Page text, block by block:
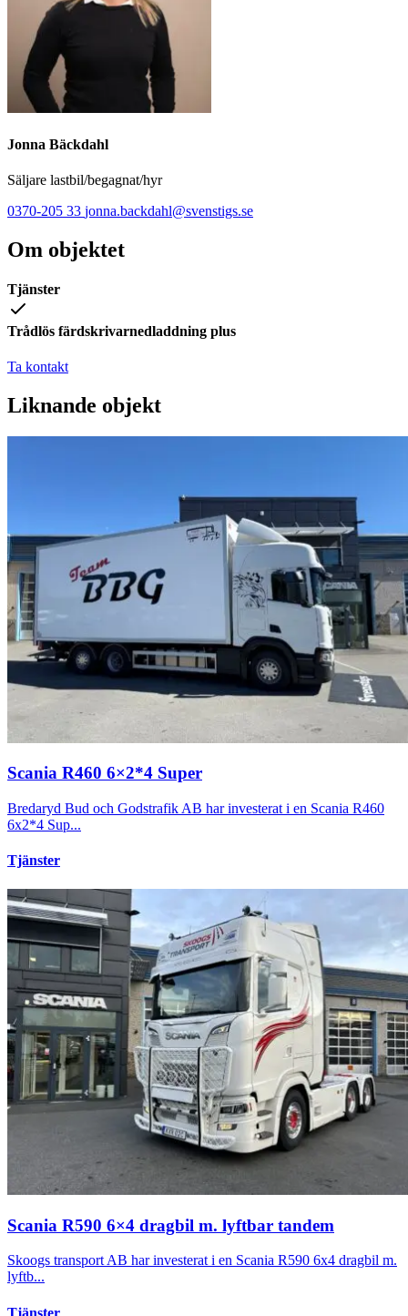
Jonna Bäckdahl
Säljare lastbil/begagnat/hyr
0370-205 33 jonna.backdahl@svenstigs.se
Om objektet
Tjänster
Trådlös färdskrivarnedladdning plus
Ta kontakt
Liknande objekt
Scania R460 6×2*4 Super
Bredaryd Bud och Godstrafik AB har investerat i en Scania R460
6x2*4 Sup...
Tjänster
Scania R590 6×4 dragbil m. lyftbar tandem
Skoogs transport AB har investerat i en Scania R590 6x4 dragbil m.
lyftb...
Tjänster